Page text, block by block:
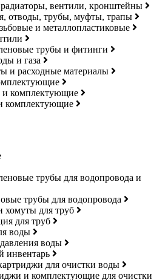
вентили, кронштейны
отводы, трубы, муфты, трапы
и металлопластиковые
трубы и фитинги
и газа
и расходные материалы
и комплектующие
комплектующие
трубы для водопровода и
трубы для водопровода
хомуты для труб
для труб
воды
воды
инвентарь
для очистки воды
и комплектующие для очистки